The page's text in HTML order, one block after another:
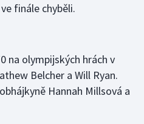
finále chyběli.
na olympijských hrách v
Belcher a Will Ryan.
Hannah Millsová a